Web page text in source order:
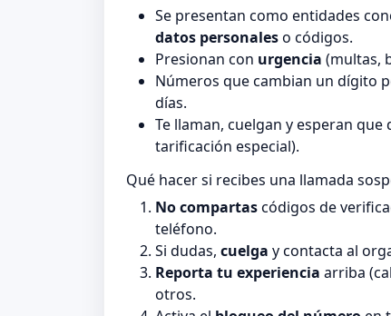
Se presentan como entidades
datos personaleso códigos.
Presionan con urgencia (multas,
Números que cambian un dígito
días.
Te llaman, cuelgan y esperan
tarificación especial).
Qué hacer si recibes una llamada
No compartascódigos de
teléfono.
Si dudas, cuelga y contacta al
Reporta tu experiencia arriba
otros.